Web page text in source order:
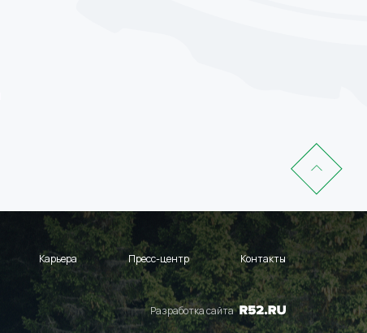
Карьера Пресс-центр Контакты
Разработка сайта